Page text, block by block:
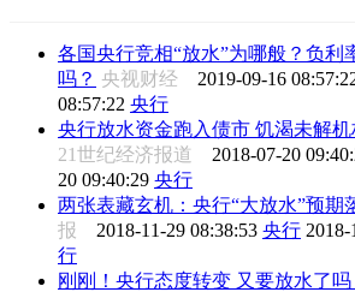
各国央行竞相“放水”为哪般？负利
吗？ 央视财经 2019-09-16
08:57:22 央行
央行放水资金跑入债市 饥渴未解
21世纪经济报道 2018-07-20
20 09:40:29 央行
两张表藏玄机：央行“大放水”预期
报 2018-11-29 08:38:53 央行 2018-
行
刚刚！央行态度转变 又要放水了吗